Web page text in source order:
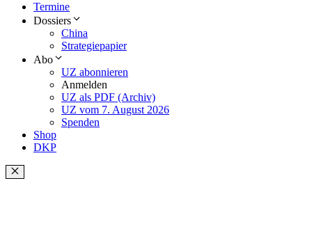
Termine
Dossiers
China
Strategiepapier
Abo
UZ abonnieren
Anmelden
UZ als PDF (Archiv)
UZ vom 7. August 2026
Spenden
Shop
DKP
Schließen